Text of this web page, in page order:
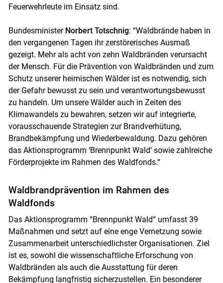
Skip to main content
Feuerwehrleute im Einsatz sind.
Bundesminister Norbert Totschnig: “Waldbrände haben in
den vergangenen Tagen ihr zerstörerisches Ausmaß
gezeigt. Mehr als acht von zehn Waldbränden verursacht
der Mensch. Für die Prävention von Waldbränden und zum
Schutz unserer heimischen Wälder ist es notwendig, sich
der Gefahr bewusst zu sein und verantwortungsbewusst
zu handeln. Um unsere Wälder auch in Zeiten des
Klimawandels zu bewahren, setzen wir auf integrierte,
vorausschauende Strategien zur Brandverhütung,
Brandbekämpfung und Wiederbewaldung. Dazu gehören
das Aktionsprogramm ‘Brennpunkt Wald‘ sowie zahlreiche
Förderprojekte im Rahmen des Waldfonds.“
Waldbrandprävention im Rahmen des
Waldfonds
Das Aktionsprogramm “Brennpunkt Wald“ umfasst 39
Maßnahmen und setzt auf eine enge Vernetzung sowie
Zusammenarbeit unterschiedlichster Organisationen. Ziel
ist es, sowohl die wissenschaftliche Erforschung von
Waldbränden als auch die Ausstattung für deren
Bekämpfung langfristig sicherzustellen. Ein besonderer